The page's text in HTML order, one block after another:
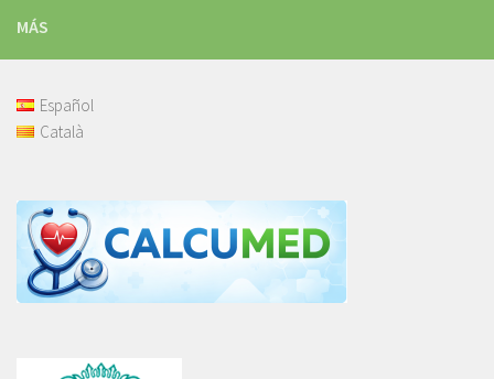
MÁS
Español
Català